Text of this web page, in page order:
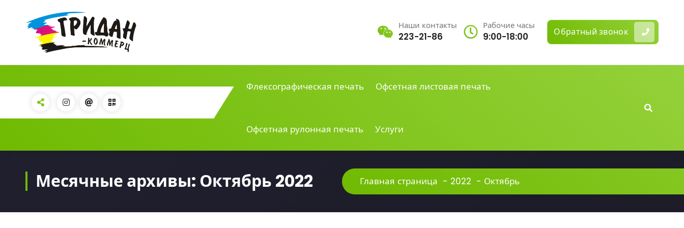
Наши контакты
223-21-86
Рабочие часы
9:00-18:00 Обратный звонок
Флексографическая печать Офсетная листовая печать
Офсетная рулонная печать Услуги
Месячные архивы: Октябрь 2022 Главная страница - 2022 - Октябрь